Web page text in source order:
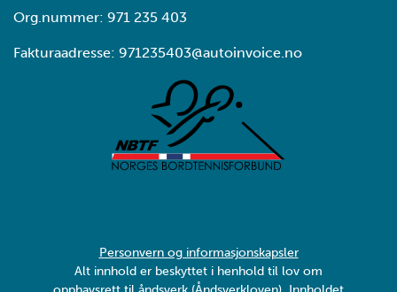
Org.nummer: 971 235 403
Fakturaadresse: 971235403@autoinvoice.no
Personvern og informasjonskapsler
Alt innhold er beskyttet i henhold til lov om